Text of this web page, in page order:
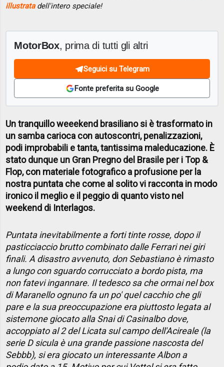
illustratadell'intero speciale!
MotorBox, prima di tutti gli altri
Seguici su Telegram
Fonte preferita su Google
Un tranquillo weeekend brasiliano si è trasformato in
un samba carioca con autoscontri, penalizzazioni,
podi improbabili e tanta, tantissima maleducazione. È
stato dunque un Gran Pregno del Brasile per i Top &
Flop, con materiale fotografico a profusione per la
nostra puntata che come al solito vi racconta in modo
ironico il meglio e il peggio di quanto visto nel
weekend di Interlagos.
Puntata inevitabilmente a forti tinte rosse, dopo il
pasticciaccio brutto combinato dalle Ferrari nei giri
finali. A disastro avvenuto, don Sebastiano è rimasto
a lungo con sguardo corrucciato a bordo pista, ma
non fatevi ingannare. Il tedesco sa che ormai nel box
di Maranello ognuno fa un po' quel cacchio che gli
pare e la sua preoccupazione era piuttosto legata al
sistemone giocato alla Snai di Casinalbo dove,
accoppiato al 2 del Licata sul campo dell'Acireale (la
serie D sicula è una grande passione nascosta del
Sebbb), si era giocato un interessante Albon a